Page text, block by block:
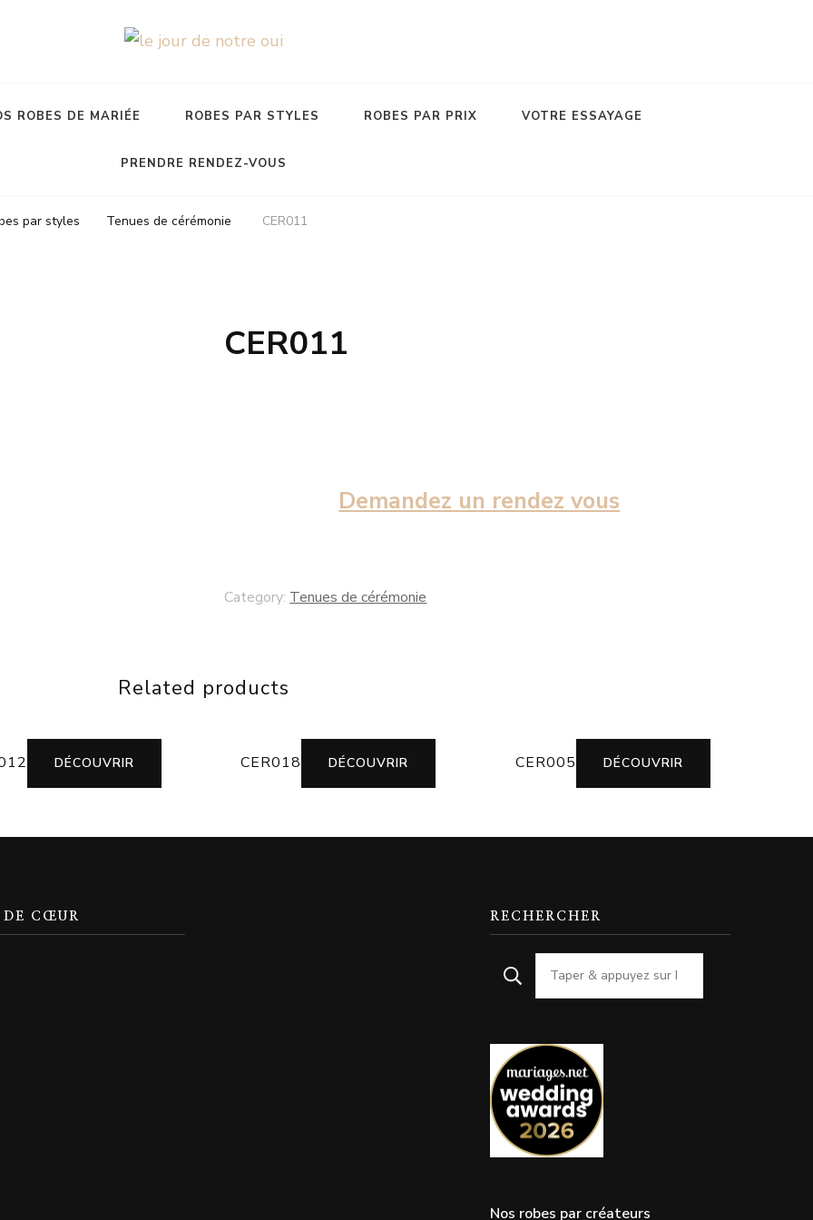
ROBES DE MARIÉE ROBES PAR STYLES ROBES PAR PRIX VOTRE ESSAYAGE
PRENDRE RENDEZ-VOUS
par styles Tenues de cérémonie CER011
CER011
Demandez un rendez vous
Category: Tenues de cérémonie
Related products
DÉCOUVRIR CER018 DÉCOUVRIR CER005 DÉCOUVRIR
DE CŒUR RECHERCHER
Nos robes par créateurs